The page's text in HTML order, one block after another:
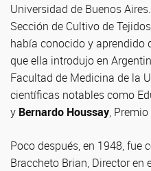
Universidad de Buenos
Sección de Cultivo de
había conocido y aprendido
que ella introdujo en
Facultad de Medicina de la
científicas notables como
y Bernardo Houssay,
Poco después, en 1948, fue
Braccheto Brian, Director en